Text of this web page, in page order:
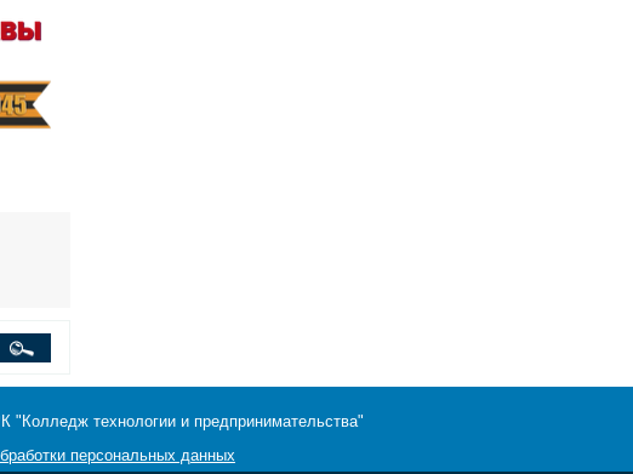
технологии и предпринимательства"
персональных данных